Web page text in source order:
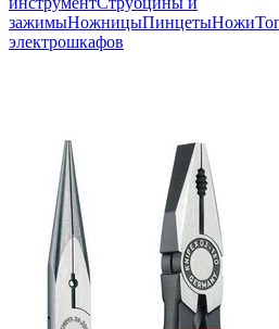
зажимыНожницыПинцетыНожи
электрошкафов